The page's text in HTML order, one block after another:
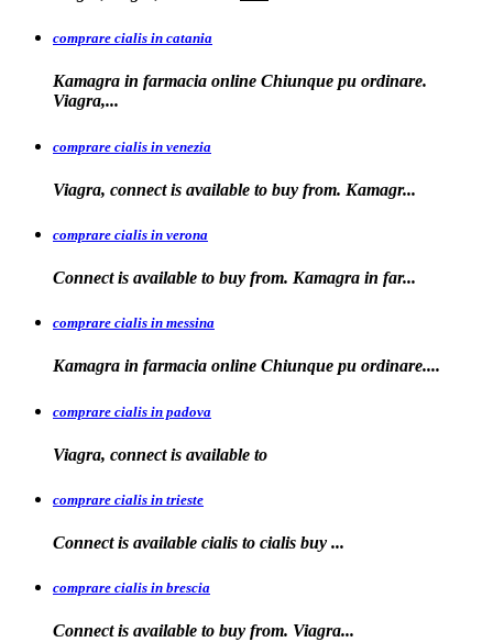
comprare cialis in catania
Kamagra in farmacia online Chiunque pu ordinare.
Viagra,...
comprare cialis in venezia
Viagra, connect is available to buy from. Kamagr...
comprare cialis in verona
Connect is available to buy from. Kamagra in far...
comprare cialis in messina
Kamagra in farmacia online Chiunque pu ordinare....
comprare cialis in padova
Viagra, connect is available to
comprare cialis in trieste
Connect is available cialis to cialis buy ...
comprare cialis in brescia
Connect is available to buy from. Viagra...